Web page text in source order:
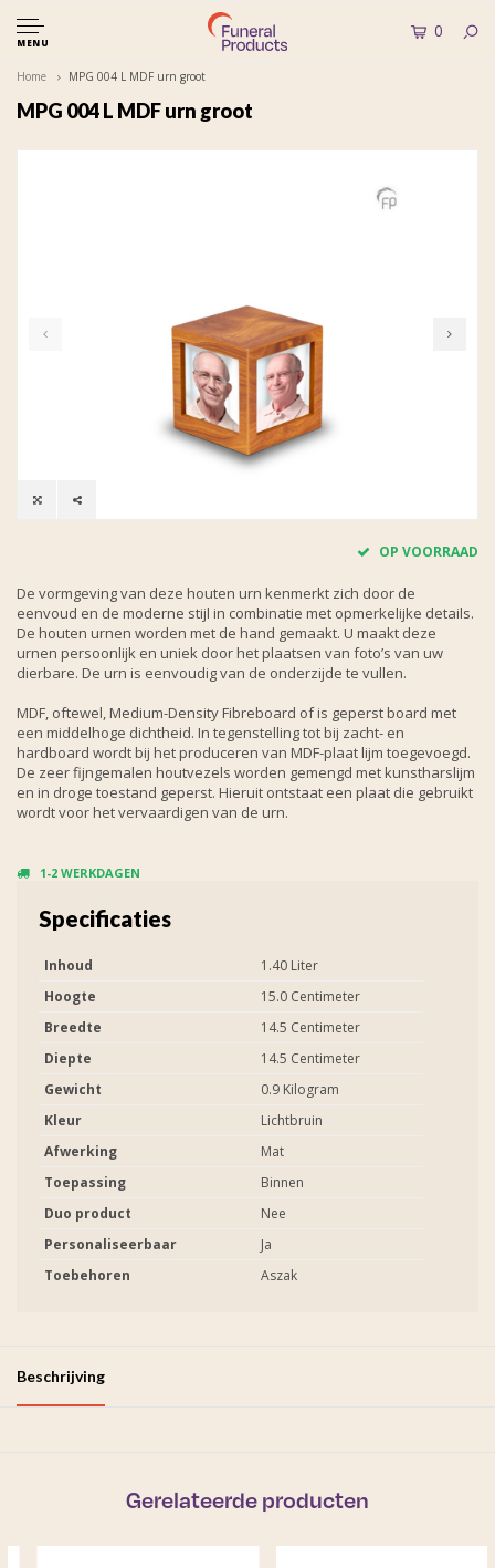
MENU
0
Home MPG 004 L MDF urn groot
MPG 004 L MDF urn groot
OP VOORRAAD
De vormgeving van deze houten urn kenmerkt zich door de
eenvoud en de moderne stijl in combinatie met opmerkelijke details.
De houten urnen worden met de hand gemaakt. U maakt deze
urnen persoonlijk en uniek door het plaatsen van foto’s van uw
dierbare. De urn is eenvoudig van de onderzijde te vullen.
MDF, oftewel, Medium-Density Fibreboard of is geperst board met
een middelhoge dichtheid. In tegenstelling tot bij zacht- en
hardboard wordt bij het produceren van MDF-plaat lijm toegevoegd.
De zeer fijngemalen houtvezels worden gemengd met kunstharslijm
en in droge toestand geperst. Hieruit ontstaat een plaat die gebruikt
wordt voor het vervaardigen van de urn.
1-2 WERKDAGEN
Specificaties
Inhoud
1.40 Liter
Hoogte
15.0 Centimeter
Breedte
14.5 Centimeter
Diepte
14.5 Centimeter
Gewicht
0.9 Kilogram
Kleur
Lichtbruin
Afwerking
Mat
Toepassing
Binnen
Duo product
Nee
Personaliseerbaar
Ja
Toebehoren
Aszak
Beschrijving
Gerelateerde producten